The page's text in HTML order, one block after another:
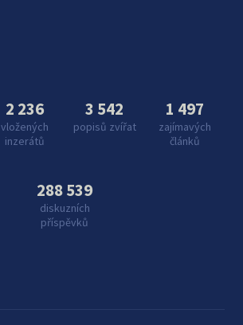
2 236
vložených
inzerátů
3 542
popisů zvířat
1 497
zajímavých
článků
288 539
diskuzních
příspěvků